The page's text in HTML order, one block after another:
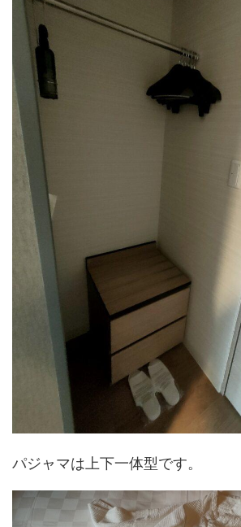
パジャマは上下一体型です。